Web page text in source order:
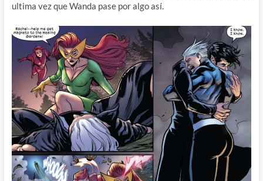
ultima vez que Wanda pase por algo así.